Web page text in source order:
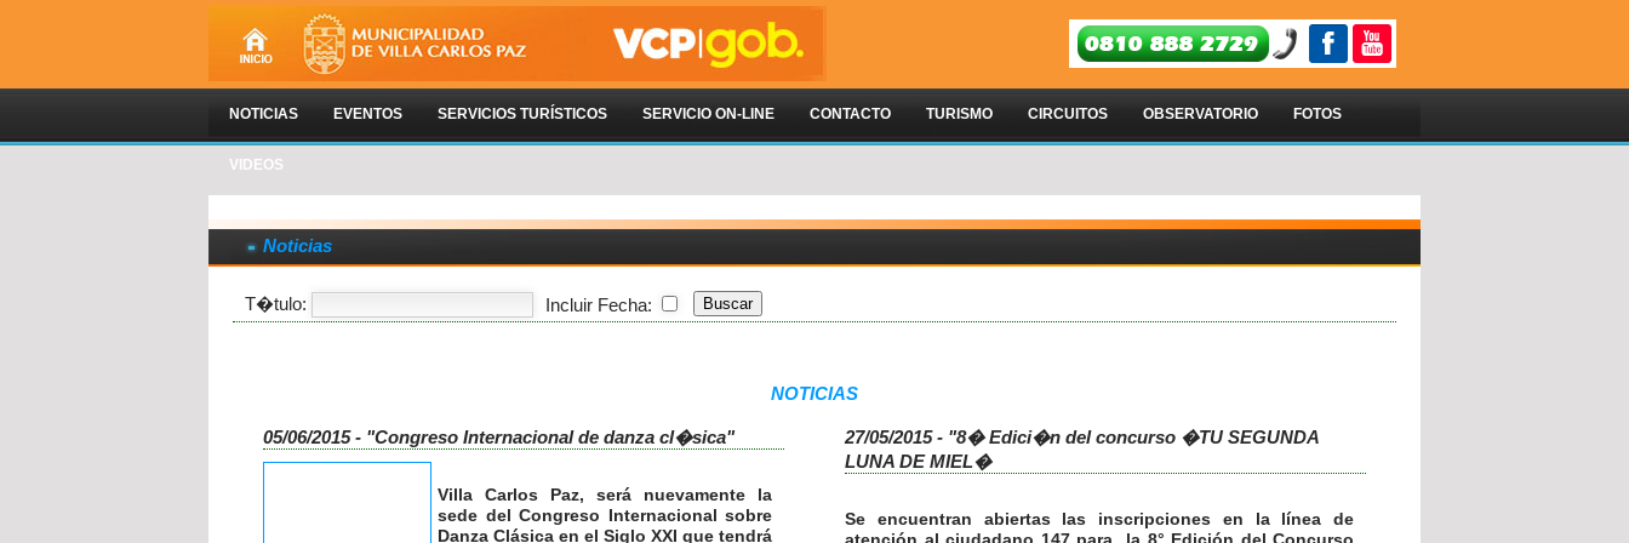
NOTICIAS EVENTOS SERVICIOS TURÍSTICOS SERVICIO ON-LINE CONTACTO TURISMO CIRCUITOS OBSERVATORIO FOTOS
VIDEOS
Noticias
T�tulo: Incluir Fecha:
NOTICIAS
05/06/2015 - "Congreso Internacional de danza cl�sica"
Villa Carlos Paz, será nuevamente la
sede del Congreso Internacional sobre
Danza Clásica en el Siglo XXI que tendrá
27/05/2015 - "8� Edici�n del concurso �TU SEGUNDA
LUNA DE MIEL�
Se encuentran abiertas las inscripciones en la línea de
atención al ciudadano 147 para la 8° Edición del Concurso